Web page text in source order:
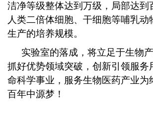
洁净等级整体达到万级，局部达到
人类二倍体细胞、干细胞等哺乳动
生产的培养规模。
实验室的落成，将立足于生物
抓好优势领域突破，创新引领服务
命科学事业，服务生物医药产业为
百年中源梦！